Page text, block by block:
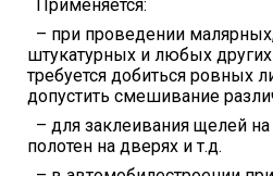
Применяется:
– при проведении
штукатурных и любых
требуется добиться ровных
допустить смешивание
– для заклеивания щелей
полотен на дверях и т.д.